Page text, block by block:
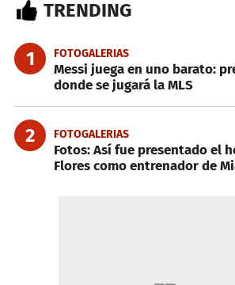
TRENDING
1 FOTOGALERIAS
Messi juega en uno barato:
donde se jugará la MLS
2 FOTOGALERIAS
Fotos: Así fue presentado el
Flores como entrenador de